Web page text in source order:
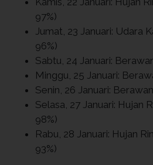
97%)
Jumat, 23 Januari: Udara
96%)
Sabtu, 24 Januari:
Minggu, 25 Januari:
Senin, 26 Januari:
Selasa, 27 Januari: Hujan
98%)
Rabu, 28 Januari: Hujan
93%)